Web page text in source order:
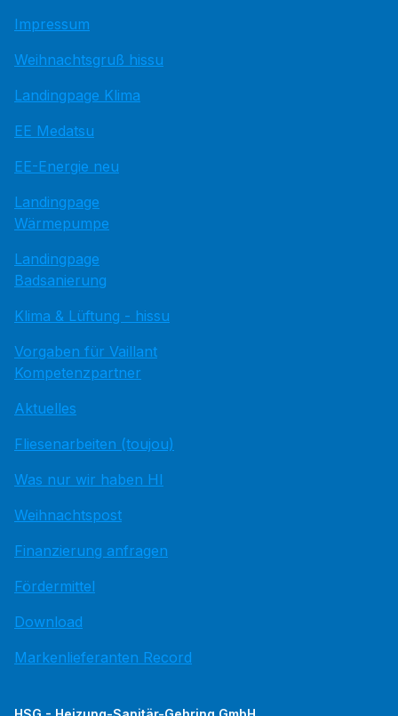
Impressum
Weihnachtsgruß hissu
Landingpage Klima
EE Medatsu
EE-Energie neu
Landingpage
Wärmepumpe
Landingpage
Badsanierung
Klima & Lüftung - hissu
Vorgaben für Vaillant
Kompetenzpartner
Aktuelles
Fliesenarbeiten (toujou)
Was nur wir haben HI
Weihnachtspost
Finanzierung anfragen
Fördermittel
Download
Markenlieferanten Record